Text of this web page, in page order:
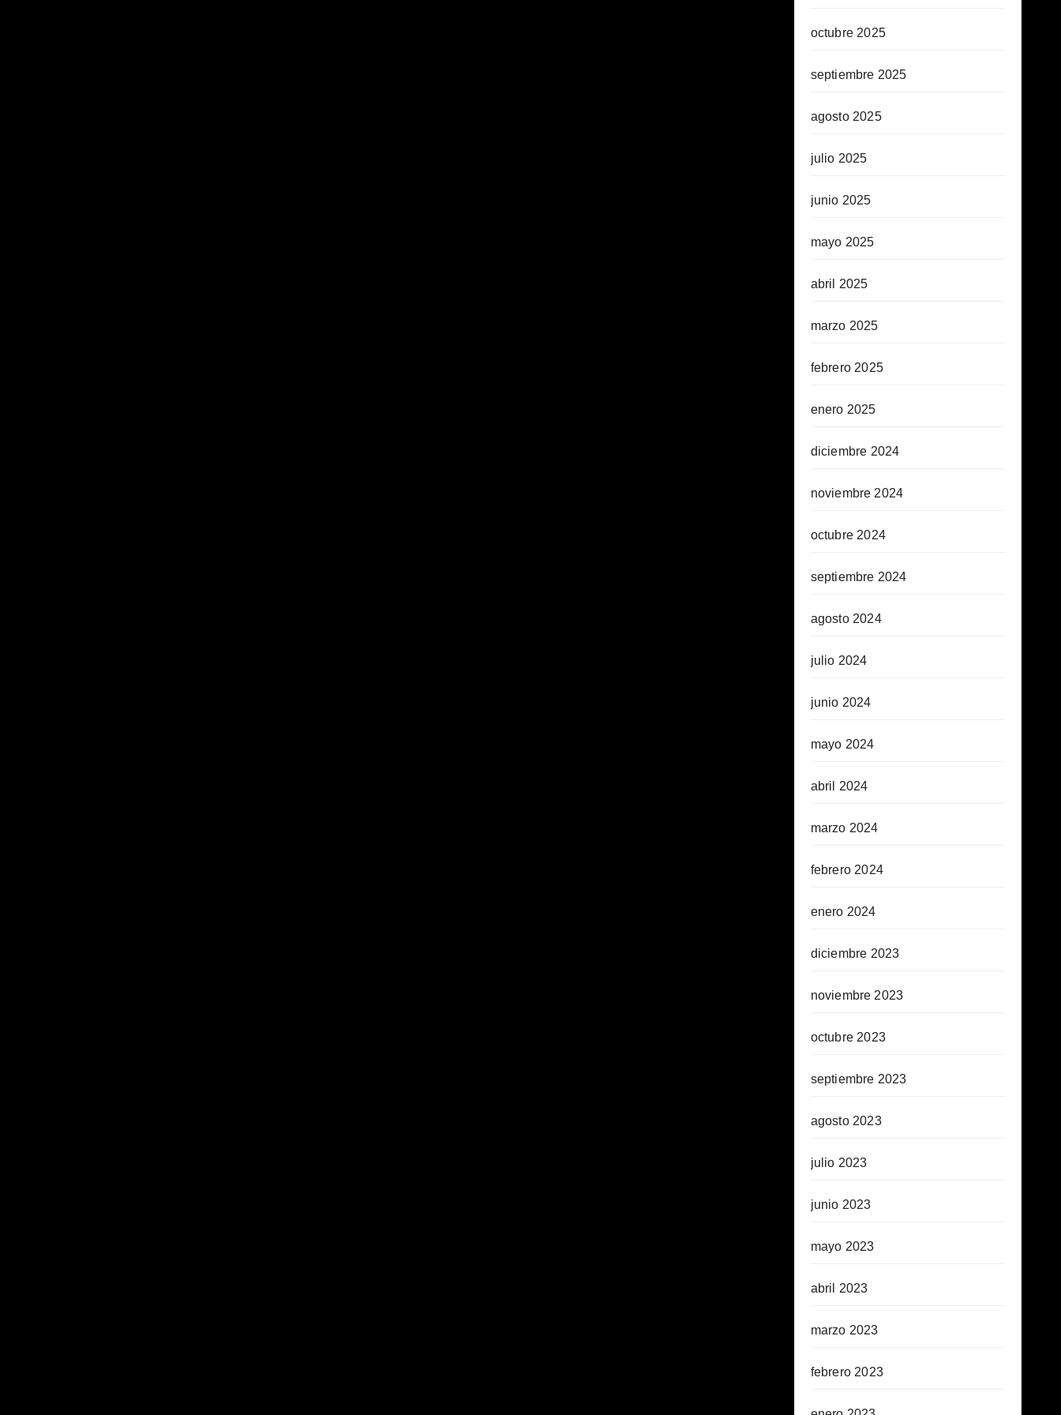
octubre 2025
septiembre 2025
agosto 2025
julio 2025
junio 2025
mayo 2025
abril 2025
marzo 2025
febrero 2025
enero 2025
diciembre 2024
noviembre 2024
octubre 2024
septiembre 2024
agosto 2024
julio 2024
junio 2024
mayo 2024
abril 2024
marzo 2024
febrero 2024
enero 2024
diciembre 2023
noviembre 2023
octubre 2023
septiembre 2023
agosto 2023
julio 2023
junio 2023
mayo 2023
abril 2023
marzo 2023
febrero 2023